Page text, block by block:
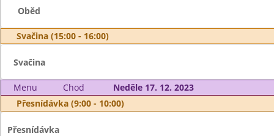
Oběd
Svačina (15:00 - 16:00)
Svačina
Menu Chod
Neděle 17. 12. 2023
Přesnídávka (9:00 - 10:00)
Přesnídávka